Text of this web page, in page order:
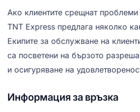
Ако клиентите срещнат проблеми
TNT Express предлага няколко
Екипите за обслужване на
са посветени на бързото
и осигуряване на
Информация за връзка